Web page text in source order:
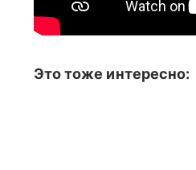
Это тоже интересно: